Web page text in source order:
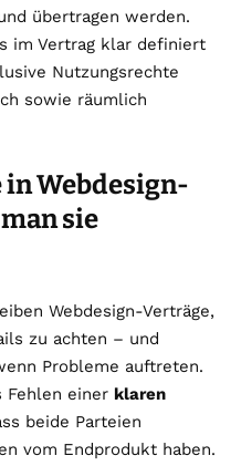
übertragen werden.
im Vertrag klar definiert
Nutzungsrechte
sowie räumlich
Webdesign-
sie
Webdesign-Verträge,
zu achten – und
Probleme auftreten.
Fehlen einer klaren
beide Parteien
vom Endprodukt haben.